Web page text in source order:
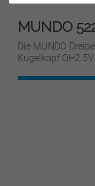
MUNDO
Die MUNDO
Kugelkopf
WEITERLESEN